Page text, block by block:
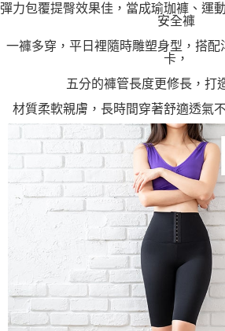
彈力包覆提臀效果佳，當成瑜珈褲、運
安全褲
一褲多穿，平日裡隨時雕塑身型，搭
卡，
五分的褲管長度更修長，打
材質柔軟親膚，長時間穿著舒適透氣